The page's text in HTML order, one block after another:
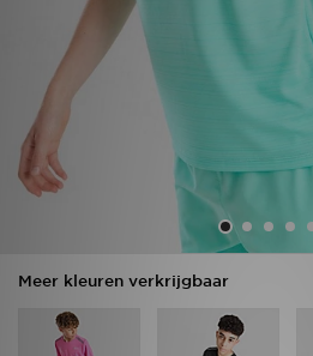
Meer kleuren verkrijgbaar
Bestelling traceren
Mijn JD
Klantenservice
Download de app